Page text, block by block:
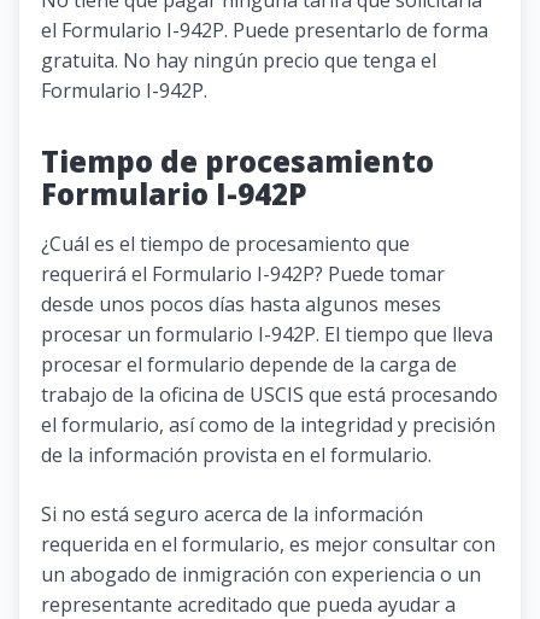
el Formulario I-942P. Puede presentarlo de forma
gratuita. No hay ningún precio que tenga el
Formulario I-942P.
Tiempo de procesamiento
Formulario I-942P
¿Cuál es el tiempo de procesamiento que
requerirá el Formulario I-942P? Puede tomar
desde unos pocos días hasta algunos meses
procesar un formulario I-942P. El tiempo que lleva
procesar el formulario depende de la carga de
trabajo de la oficina de USCIS que está procesando
el formulario, así como de la integridad y precisión
de la información provista en el formulario.
Si no está seguro acerca de la información
requerida en el formulario, es mejor consultar con
un abogado de inmigración con experiencia o un
representante acreditado que pueda ayudar a